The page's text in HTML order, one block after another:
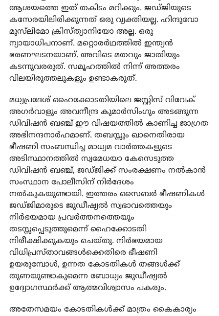
ആശയത്തെ ഇത് തകിടം മറിക്കും. ജഡ്ജിയുടെ
കസേരയിലിരിക്കുന്നത് ഒരു വ്യക്തിയല്ല. ഹിന്ദുവോ
മുസ്‌ലിമോ ക്രിസ്ത്യാനിയോ അല്ല. ഒരു
ന്യായാധിപനാണ്. മറ്റൊരര്‍ഥത്തില്‍ ഇന്ത്യന്‍
ഭരണഘടനയാണ്. അവിടെ മതവും ജാതിയും
കടന്നുവരരുത്. സമൂഹത്തില്‍ നിന്ന് അത്തരം
വിലയിരുത്തലുകളും ഉണ്ടാകരുത്.
മധ്യപ്രദേശ് ഹൈക്കോടതിയിലെ ജസ്റ്റിസ് വിവേക്
അഗര്‍വാളും അവനീന്ദ്ര കുമാര്‍സിംഗും അടങ്ങുന്ന
ഡിവിഷന്‍ ബഞ്ച് ഈ വിഷയത്തില്‍ കാണിച്ച ജാഗ്രത
അഭിനന്ദനാര്‍ഹമാണ്. തബസ്സും ഖാനെതിരായ
ഭീഷണി സംബന്ധിച്ച മാധ്യമ വാര്‍ത്തകളുടെ
അടിസ്ഥാനത്തില്‍ സ്വമേധയാ കേസെടുത്ത
ഡിവിഷന്‍ ബഞ്ച്, ജഡ്ജിക്ക് സംരക്ഷണം നല്‍കാന്‍
സംസ്ഥാന പോലീസിന് നിര്‍ദേശം
നല്‍കുകയുണ്ടായി. ഇത്തരം സൈബര്‍ ഭീഷണികള്‍
ജഡ്ജിമാരുടെ ജുഡീഷ്യല്‍ സ്വഭാവത്തെയും
നിര്‍ഭയമായ പ്രവര്‍ത്തനത്തെയും
തടസ്സപ്പെടുത്തുമെന്ന് ഹൈക്കോടതി
നിരീക്ഷിക്കുകയും ചെയ്തു. നിര്‍ഭയമായ
വിധിപ്രസ്താവങ്ങള്‍ക്കെതിരെ ഭീഷണി
ഉയരുമ്പോള്‍, ഉന്നത കോടതികള്‍ തങ്ങള്‍ക്ക്
തുണയുണ്ടാകുമെന്ന ബോധ്യം ജുഡീഷ്യല്‍
ഉദ്യോഗസ്ഥര്‍ക്ക് ആത്മവിശ്വാസം പകരും.
അതേസമയം കോടതികള്‍ക്ക് മാത്രം കൈകാര്യം